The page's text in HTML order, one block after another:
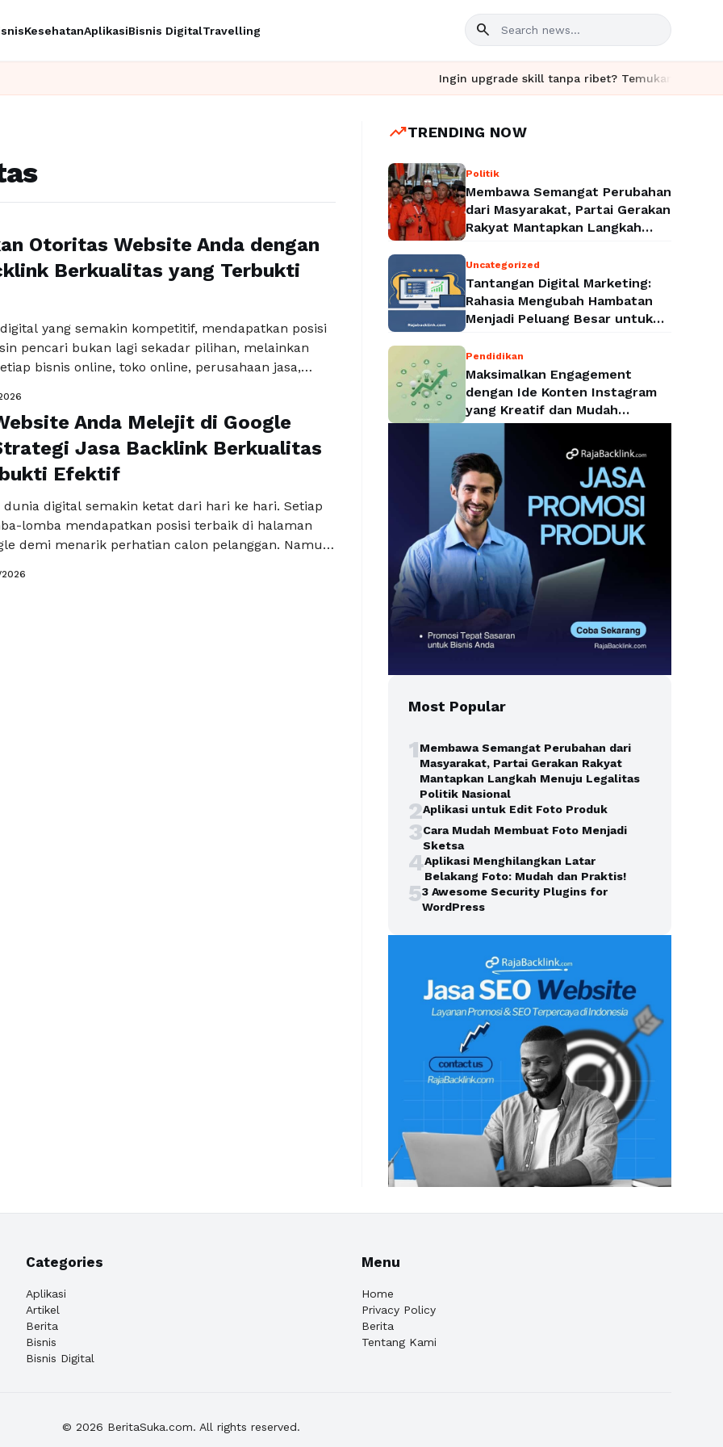
KesehatanAplikasiBisnis DigitalTravelling search
Ingin upgrade skill tanpa ribet? Temukan kelas seru
Otoritas Website Anda dengan
Berkualitas yang Terbukti
yang semakin kompetitif, mendapatkan posisi
pencari bukan lagi sekadar pilihan, melainkan
bisnis online, toko online, perusahaan jasa,
internet melalui halaman pertama Google.
posisi tersebut tidaklah mudah tanpa
tepat. Salah satu strategi yang terbukti
dampak …Read more
Anda Melejit di Google
Jasa Backlink Berkualitas
Efektif
dunia digital semakin ketat dari hari ke hari. Setiap
lomba mendapatkan posisi terbaik di halaman
demi menarik perhatian calon pelanggan. Namun
SEO yang tepat. Salah satu kunci utama yang
trending_upTRENDING NOW
Politik
Membawa Semangat Perubahan
dari Masyarakat, Partai Gerakan
Rakyat Mantapkan Langkah
Nasional
Uncategorized
Tantangan Digital Marketing:
Rahasia Mengubah Hambatan
Menjadi Peluang Besar untuk
Pendidikan
Maksimalkan Engagement
dengan Ide Konten Instagram
yang Kreatif dan Mudah
Diterapkan
Most Popular
1Membawa Semangat Perubahan dari
Masyarakat, Partai Gerakan Rakyat
Mantapkan Langkah Menuju Legalitas
Politik Nasional
2Aplikasi untuk Edit Foto Produk
3Cara Mudah Membuat Foto Menjadi
Sketsa
4Aplikasi Menghilangkan Latar
Belakang Foto: Mudah dan Praktis!
53 Awesome Security Plugins for
WordPress
Categories
Aplikasi
Artikel
Berita
Bisnis
Bisnis Digital
Menu
Home
Privacy Policy
Berita
Tentang Kami
© 2026 BeritaSuka.com. All rights reserved.